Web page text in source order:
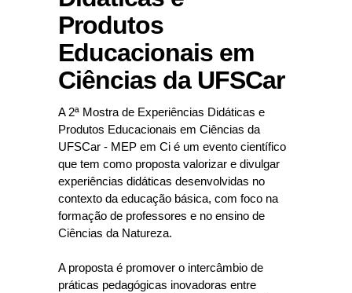
Produtos
Educacionais em
Ciências da UFSCar
A 2ª Mostra de Experiências Didáticas e
Produtos Educacionais em Ciências da
UFSCar - MEP em Ci é um evento científico
que tem como proposta valorizar e divulgar
experiências didáticas desenvolvidas no
contexto da educação básica, com foco na
formação de professores e no ensino de
Ciências da Natureza.
A proposta é promover o intercâmbio de
práticas pedagógicas inovadoras entre